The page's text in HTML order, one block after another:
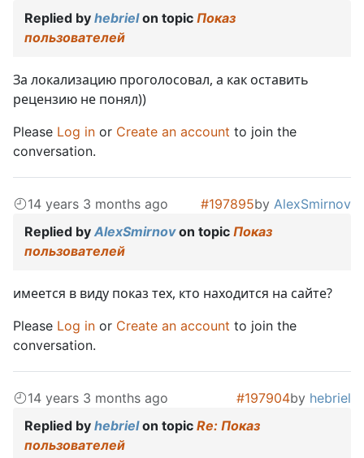
Replied by hebrielon topic Показ
пользователей
За локализацию проголосовал, а как оставить
рецензию не понял))
Please Log in or Create an account to join the
conversation.
14 years 3 months ago #197895by AlexSmirnov
Replied by AlexSmirnovon topic Показ
пользователей
имеется в виду показ тех, кто находится на сайте?
Please Log in or Create an account to join the
conversation.
14 years 3 months ago #197904by hebriel
Replied by hebrielon topic Re: Показ
пользователей